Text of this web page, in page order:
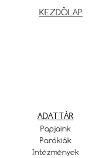
KEZDŐLAP
ADATTÁR
Papjaink
Parókiák
Intézmények